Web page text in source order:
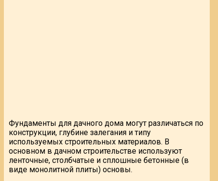
Фундаменты для дачного дома могут различаться по
конструкции, глубине залегания и типу
используемых строительных материалов. В
основном в дачном строительстве используют
ленточные, столбчатые и сплошные бетонные (в
виде монолитной плиты) основы.